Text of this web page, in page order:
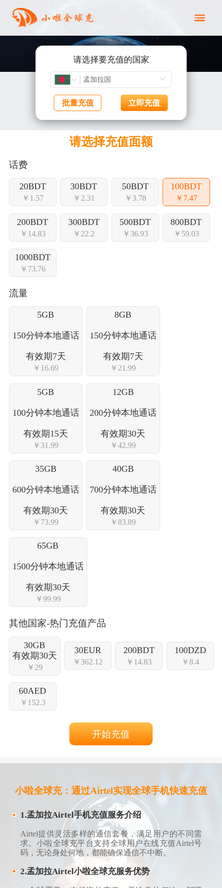
请选择要充值的国家
批量充值 立即充值
请选择充值面额
话费
20BDT
￥1.57
30BDT
￥2.31
50BDT
￥3.78
100BDT
￥7.47
200BDT
￥14.83
300BDT
￥22.2
500BDT
￥36.93
800BDT
￥59.03
1000BDT
￥73.76
流量
5GB
150分钟本地通话
有效期7天
￥16.69
8GB
150分钟本地通话
有效期7天
￥21.99
5GB
100分钟本地通话
有效期15天
￥31.99
12GB
200分钟本地通话
有效期30天
￥42.99
35GB
600分钟本地通话
有效期30天
￥73.99
40GB
700分钟本地通话
有效期30天
￥83.89
65GB
1500分钟本地通话
有效期30天
￥99.99
其他国家-热门充值产品
30GB
有效期30天
￥29
30EUR
￥362.12
200BDT
￥14.83
100DZD
￥8.4
60AED
￥152.3
开始充值
小啦全球充：通过Airtel实现全球手机快速充值
1.孟加拉Airtel手机充值服务介绍
Airtel提供灵活多样的通信套餐，满足用户的不同需
求。小啦全球充平台支持全球用户在线充值Airtel号
码，无论身处何地，都能确保通信不中断。
2.孟加拉Airtel小啦全球充服务优势